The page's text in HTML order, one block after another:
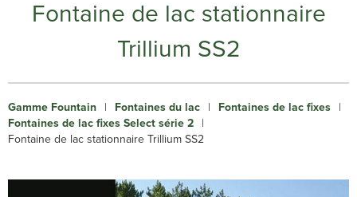
Fontaine de lac stationnaire
Trillium SS2
Gamme Fountain | Fontaines du lac | Fontaines de lac fixes |
Fontaines de lac fixes Select série 2 |
Fontaine de lac stationnaire Trillium SS2